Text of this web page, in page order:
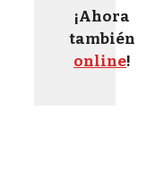
¡Ahora
también
online!